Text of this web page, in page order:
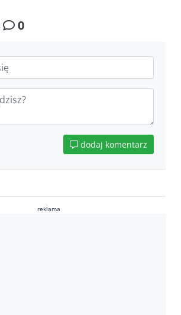
0
dodaj komentarz
reklama